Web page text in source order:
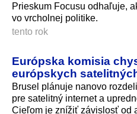
Prieskum Focusu odhaľuje,
vo vrcholnej politike.
tento rok
Európska komisia
európskych
Brusel plánuje nanovo
pre satelitný internet a
Cieľom je znížiť závislosť od